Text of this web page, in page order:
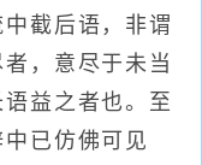
截后语，非谓
，意尽于未当
益之者也。至
已仿佛可见